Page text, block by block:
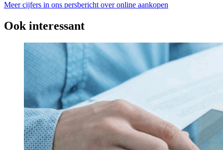
Meer cijfers in ons persbericht over online aankopen
Ook interessant